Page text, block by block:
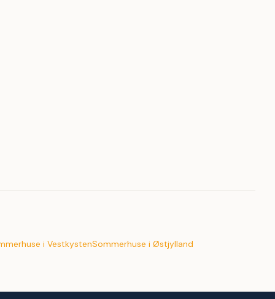
i VestkystenSommerhuse i Østjylland